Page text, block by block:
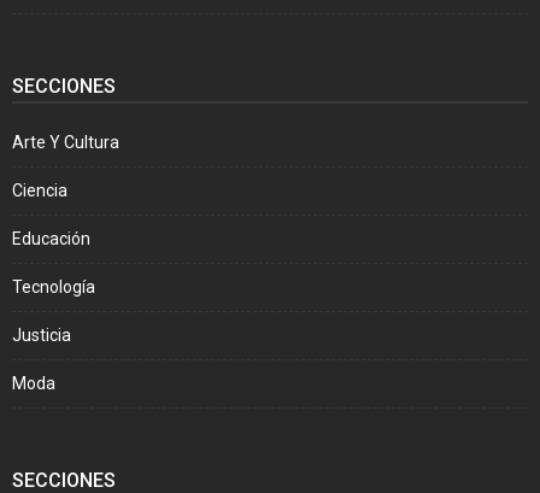
SECCIONES
Arte Y Cultura
Ciencia
Educación
Tecnología
Justicia
Moda
SECCIONES